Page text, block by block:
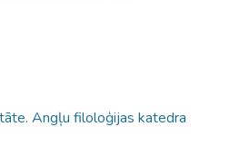
Angļu filoloģijas katedra